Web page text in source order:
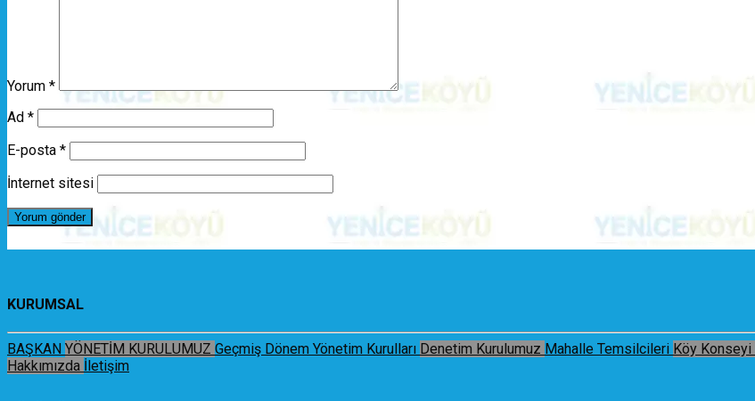
Yorum *
Ad *
E-posta *
İnternet sitesi
KURUMSAL
BAŞKAN YÖNETİM KURULUMUZ Geçmiş Dönem Yönetim Kurulları Denetim Kurulumuz Mahalle Temsilcileri Köy Konseyi
Hakkımızda İletişim